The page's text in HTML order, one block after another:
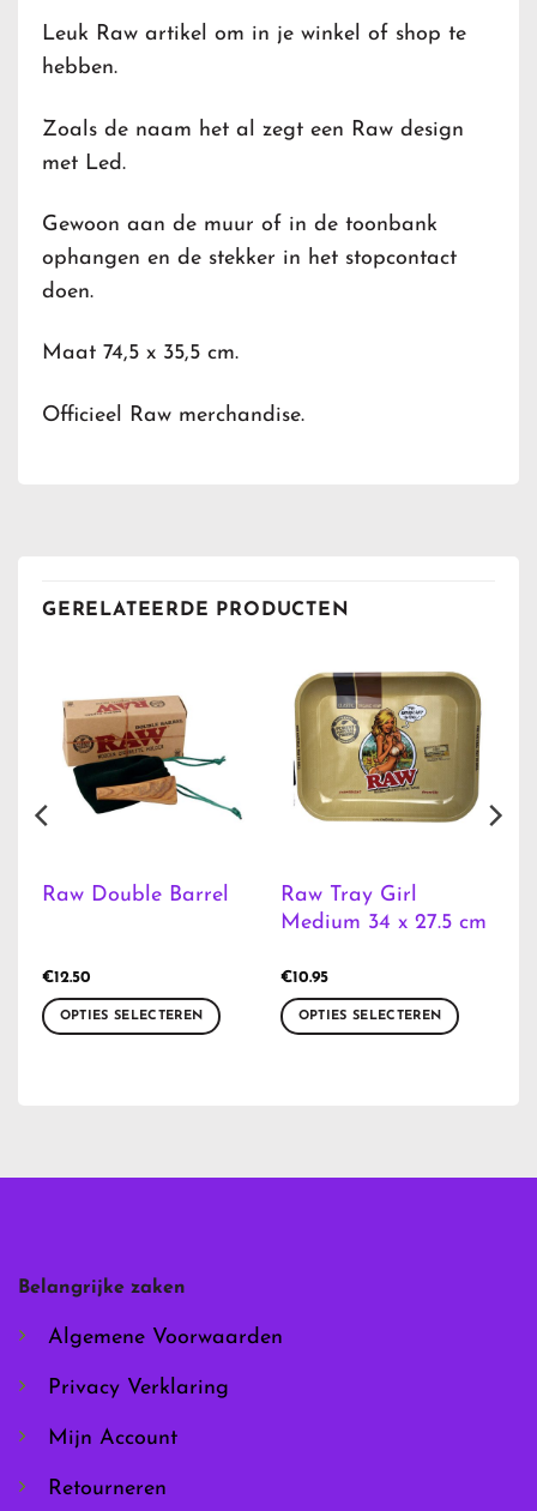
Leuk Raw artikel om in je winkel of shop te
hebben.
Zoals de naam het al zegt een Raw design
met Led.
Gewoon aan de muur of in de toonbank
ophangen en de stekker in het stopcontact
doen.
Maat 74,5 x 35,5 cm.
Officieel Raw merchandise.
GERELATEERDE PRODUCTEN
Raw Double Barrel
€12.50
OPTIES SELECTEREN
op
de
productpagina
Raw Tray Girl
Medium 34 x 27.5 cm
€10.95
OPTIES SELECTEREN
Belangrijke zaken
Algemene Voorwaarden
Privacy Verklaring
Mijn Account
Retourneren